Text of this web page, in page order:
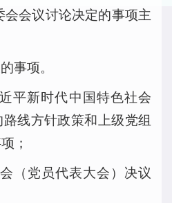
会会议讨论决定的事项主
事项。
平新时代中国特色社会
线方针政策和上级党组
；
（党员代表大会）决议